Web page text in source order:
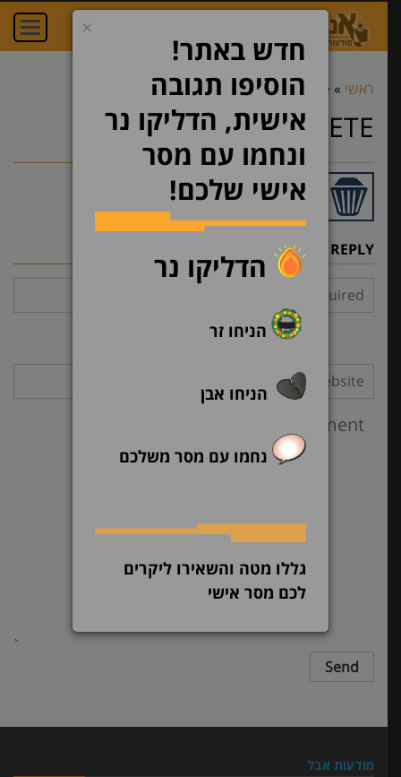
ראשי »
delete» delete
DELETE
LEAVE A REPLY
מודעות אבל
×
חדש באתר!
הוסיפו תגובה
אישית, הדליקו נר
ונחמו עם מסר
אישי שלכם!
הדליקו נר
הניחו זר
הניחו אבן
נחמו עם מסר משלכם
גללו מטה והשאירו ליקרים
לכם מסר אישי